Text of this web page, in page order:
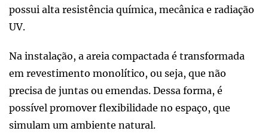
possui alta resistência química, mecânica e radiação
UV.
Na instalação, a areia compactada é transformada
em revestimento monolítico, ou seja, que não
precisa de juntas ou emendas. Dessa forma, é
possível promover flexibilidade no espaço, que
simulam um ambiente natural.